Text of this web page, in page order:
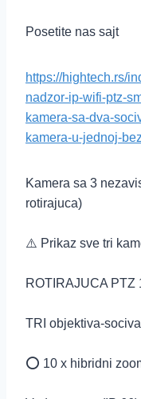
Posetite nas sajt
https://hightech.rs/
nadzor-ip-wifi-ptz-
kamera-sa-dva-
kamera-u-jednoj-
Kamera sa 3
rotirajuca)
⚠️ Prikaz sve tri
ROTIRAJUCA PTZ
TRI objektiva-sociva
⭕️ 10 x hibridni